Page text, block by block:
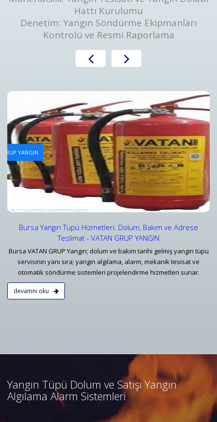
Hattı Kurulumu
Denetim: Yangın Söndürme Ekipmanları
Kontrolü ve Resmi Raporlama
YANGIN
Bursa Yangın Tüpü Hizmetleri: Dolum, Bakım ve Adrese
Teslimat - VATAN GRUP YANGIN
Bursa VATAN GRUP Yangın; dolum ve bakım tarihi gelmiş yangın tüpü
servisinin yanı sıra; yangın algılama, alarm, mekanik tesisat ve
otomatik söndürme sistemleri projelendirme hizmetleri sunar.
devamnı oku
Yangın Tüpü Dolum Hizmeti
Bursa Yangın Tüpü Dolum Hizmeti ve Fiyatları - Vatan
Detaylar
Yangın Tüpü Dolum ve Satışı Yangın
Algılama Alarm Sistemleri
Bursa adresli ve konvansiyonel
yangın alarm sistemleri
projelendirme, duman, ısı,
kombine dedektörler, kontrol
panelleri ve yangın butonları
satış, bakım, montajı.